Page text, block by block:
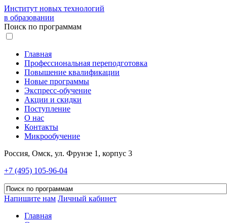
Институт новых технологий
в образовании
Поиск по программам
Главная
Профессиональная переподготовка
Повышение квалификации
Новые программы
Экспресс-обучение
Акции и скидки
Поступление
О нас
Контакты
Микрообучение
Россия, Омск, ул. Фрунзе 1, корпус 3
+7 (495) 105-96-04
Напишите нам Личный кабинет
Главная